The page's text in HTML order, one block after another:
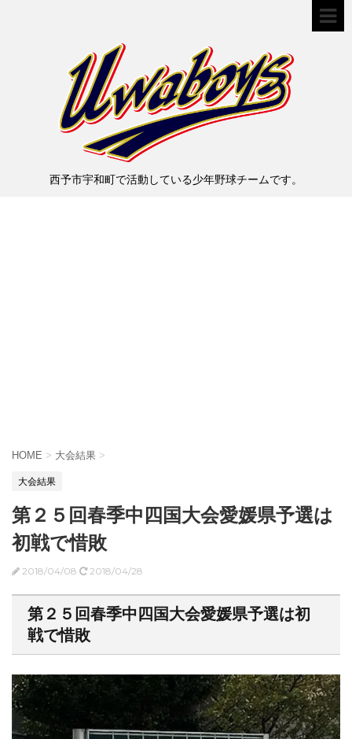
西予市宇和町で活動している少年野球チームです。
HOME > 大会結果 >
大会結果
第２５回春季中四国大会愛媛県予選は
初戦で惜敗
2018/04/08 2018/04/28
第２５回春季中四国大会愛媛県予選は初
戦で惜敗